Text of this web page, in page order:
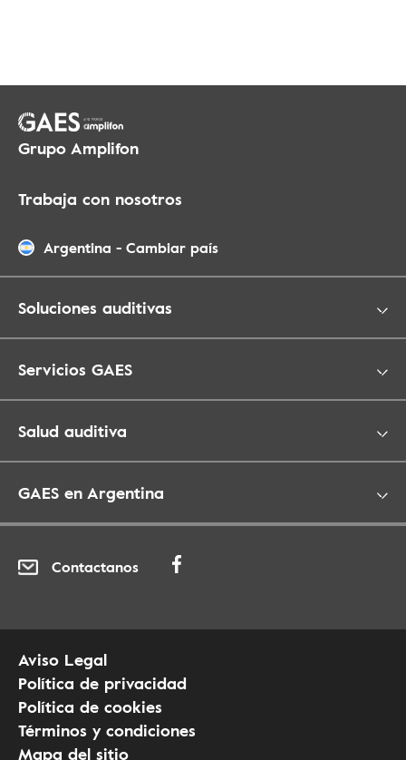
Grupo Amplifon
Trabaja con nosotros
Argentina - Cambiar país
Soluciones auditivas
Servicios GAES
Salud auditiva
GAES en Argentina
Contactanos
Aviso Legal
Política de privacidad
Política de cookies
Términos y condiciones
Mapa del sitio